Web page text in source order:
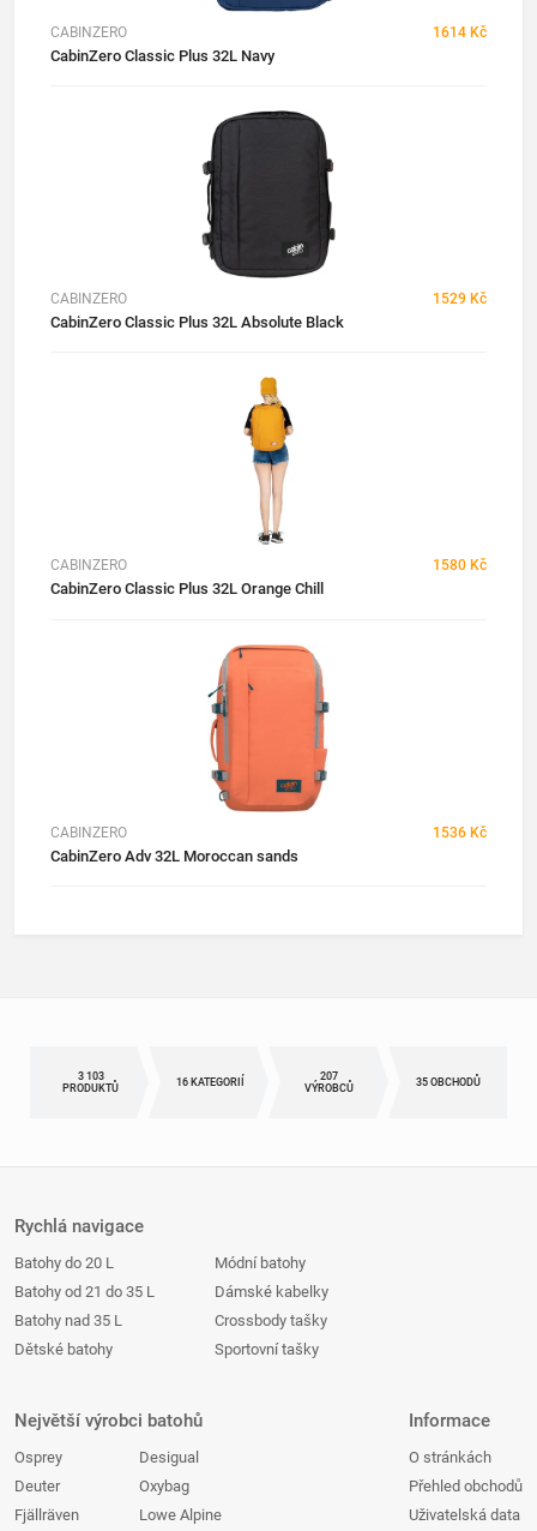
CABINZERO 1614 Kč
CabinZero Classic Plus 32L Navy
CABINZERO 1529 Kč
CabinZero Classic Plus 32L Absolute Black
CABINZERO 1580 Kč
CabinZero Classic Plus 32L Orange Chill
CABINZERO 1536 Kč
CabinZero Adv 32L Moroccan sands
3 103
PRODUKTŮ
16 KATEGORIÍ
207
VÝROBCŮ
35 OBCHODŮ
Rychlá navigace
Batohy do 20 L
Batohy od 21 do 35 L
Batohy nad 35 L
Dětské batohy
Módní batohy
Dámské kabelky
Crossbody tašky
Sportovní tašky
Největší výrobci batohů
Osprey
Deuter
Fjällräven
Desigual
Oxybag
Lowe Alpine
Informace
O stránkách
Přehled obchodů
Uživatelská data